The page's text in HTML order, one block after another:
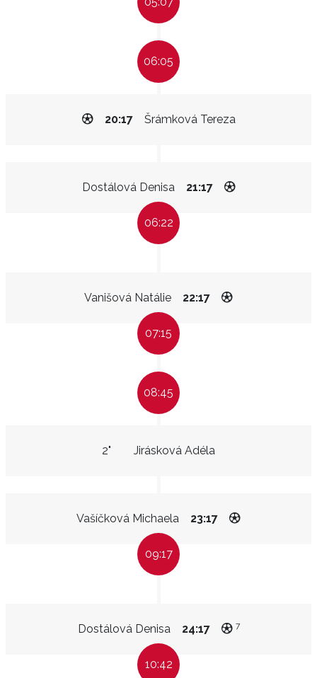
06:05
Šrámková Tereza
20:17
Dostálová Denisa 21:17
06:22
Vanišová Natálie 22:17
07:15
08:45
Jirásková Adéla
2"
Vašíčková Michaela 23:17
09:17
Dostálová Denisa 24:17 7
10:42